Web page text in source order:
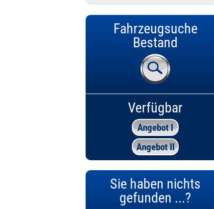
Fahrzeugsuche
Bestand
Verfügbar
Angebot I
Angebot II
Sie haben nichts
gefunden ...?